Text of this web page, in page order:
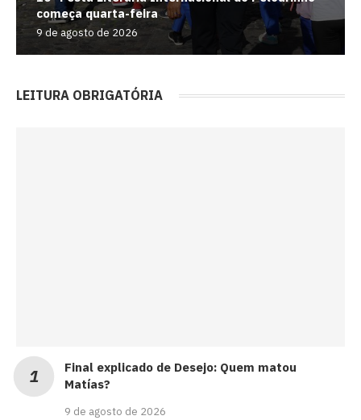
começa quarta-feira
9 de agosto de 2026
LEITURA OBRIGATÓRIA
Final explicado de Desejo: Quem matou
Matías?
9 de agosto de 2026